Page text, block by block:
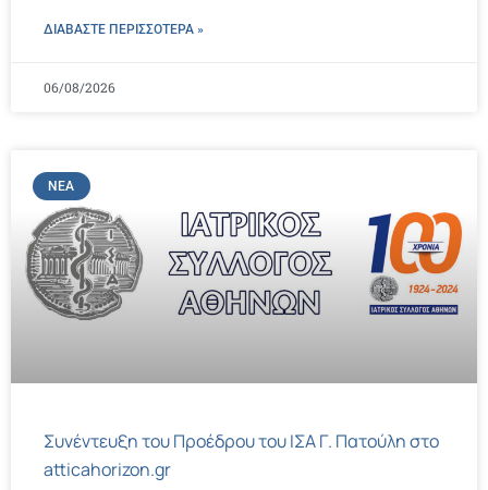
ΔΙΑΒΑΣΤΕ ΠΕΡΙΣΣΌΤΕΡΑ »
06/08/2026
ΝΈΑ
Συνέντευξη του Προέδρου του ΙΣΑ Γ. Πατούλη στο
atticahorizon.gr